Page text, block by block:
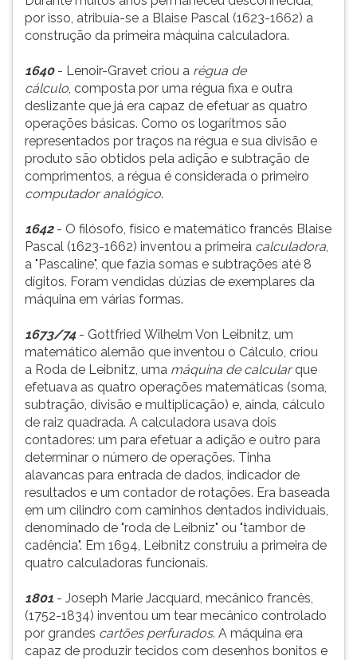
por isso, atribuía-se a Blaise Pascal (1623-1662) a
construção da primeira máquina calculadora.
1640- Lenoir-Gravet criou a régua de
cálculo, composta por uma régua fixa e outra
deslizante que já era capaz de efetuar as quatro
operações básicas. Como os logarítmos são
representados por traços na régua e sua divisão e
produto são obtidos pela adição e subtração de
comprimentos, a régua é considerada o primeiro
computador analógico.
1642- O filósofo, físico e matemático francês Blaise
Pascal (1623-1662) inventou a primeira calculadora,
a "Pascaline", que fazia somas e subtrações até 8
dígitos. Foram vendidas dúzias de exemplares da
máquina em várias formas.
1673/74- Gottfried Wilhelm Von Leibnitz, um
matemático alemão que inventou o Cálculo, criou
a Roda de Leibnitz, uma máquina de calcularque
efetuava as quatro operações matemáticas (soma,
subtração, divisão e multiplicação) e, ainda, cálculo
de raiz quadrada. A calculadora usava dois
contadores: um para efetuar a adição e outro para
determinar o número de operações. Tinha
alavancas para entrada de dados, indicador de
resultados e um contador de rotações. Era baseada
em um cilindro com caminhos dentados individuais,
denominado de "roda de Leibniz" ou "tambor de
cadência". Em 1694, Leibnitz construiu a primeira de
quatro calculadoras funcionais.
1801 - Joseph Marie Jacquard, mecânico francês,
(1752-1834) inventou um tear mecânico controlado
por grandes cartões perfurados. A máquina era
capaz de produzir tecidos com desenhos bonitos e